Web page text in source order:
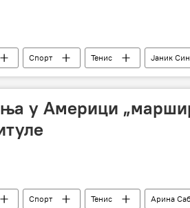
Спорт Тенис Јаник
у Америци
Спорт Тенис Арина